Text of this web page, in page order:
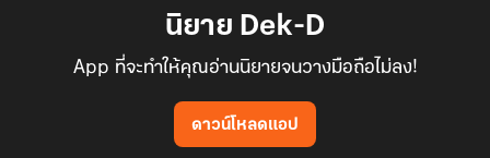
นิยาย Dek-D
App ที่จะทำให้คุณอ่านนิยายจนวางมือถือไม่ลง!
ดาวน์โหลดแอป